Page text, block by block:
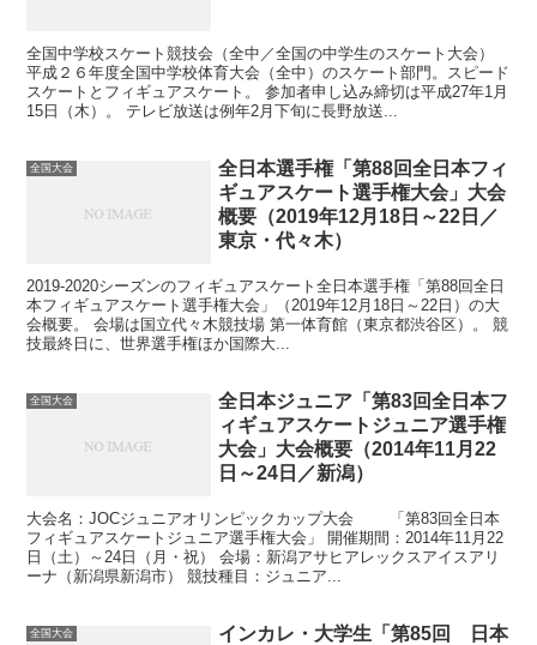
全国中学校スケート競技会（全中／全国の中学生のスケート大会）
平成２６年度全国中学校体育大会（全中）のスケート部門。スピード
スケートとフィギュアスケート。 参加者申し込み締切は平成27年1月
15日（木）。 テレビ放送は例年2月下旬に長野放送...
全国大会
全日本選手権「第88回全日本フィ
ギュアスケート選手権大会」大会
概要（2019年12月18日～22日／
東京・代々木）
2019-2020シーズンのフィギュアスケート全日本選手権「第88回全日
本フィギュアスケート選手権大会」（2019年12月18日～22日）の大
会概要。 会場は国立代々木競技場 第一体育館（東京都渋谷区）。 競
技最終日に、世界選手権ほか国際大...
全国大会
全日本ジュニア「第83回全日本フ
ィギュアスケートジュニア選手権
大会」大会概要（2014年11月22
日～24日／新潟）
大会名：JOCジュニアオリンピックカップ大会 「第83回全日本
フィギュアスケートジュニア選手権大会」 開催期間：2014年11月22
日（土）～24日（月・祝） 会場：新潟アサヒアレックスアイスアリ
ーナ（新潟県新潟市） 競技種目：ジュニア...
全国大会
インカレ・大学生「第85回 日本